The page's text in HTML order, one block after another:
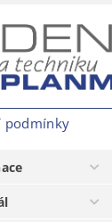
podmínky